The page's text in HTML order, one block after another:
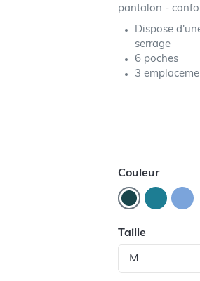
pantalon -
Dispose
serrage
6 poches
3
Couleur
Taille